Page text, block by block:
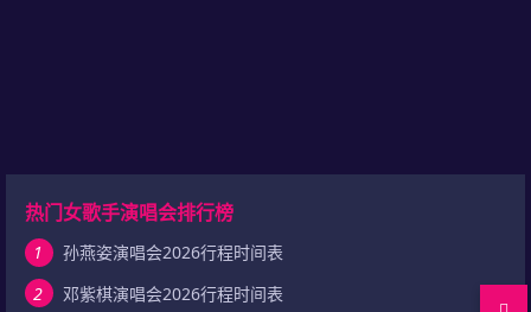
热门女歌手演唱会排行榜
1
孙燕姿演唱会2026行程时间表
2
邓紫棋演唱会2026行程时间表